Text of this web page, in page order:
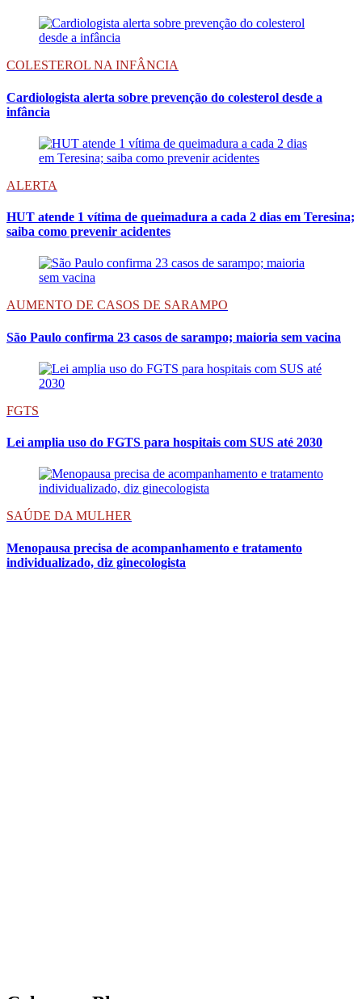
COLESTEROL NA INFÂNCIA
Cardiologista alerta sobre prevenção do colesterol desde a
infância
ALERTA
HUT atende 1 vítima de queimadura a cada 2 dias em Teresina;
saiba como prevenir acidentes
AUMENTO DE CASOS DE SARAMPO
São Paulo confirma 23 casos de sarampo; maioria sem vacina
FGTS
Lei amplia uso do FGTS para hospitais com SUS até 2030
SAÚDE DA MULHER
Menopausa precisa de acompanhamento e tratamento
individualizado, diz ginecologista